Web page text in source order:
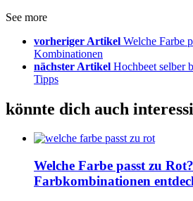
See more
vorheriger Artikel Welche Farbe
Kombinationen
nächster Artikel Hochbeet selber
Tipps
könnte dich auch
Welche Farbe passt zu Rot?
Farbkombinationen